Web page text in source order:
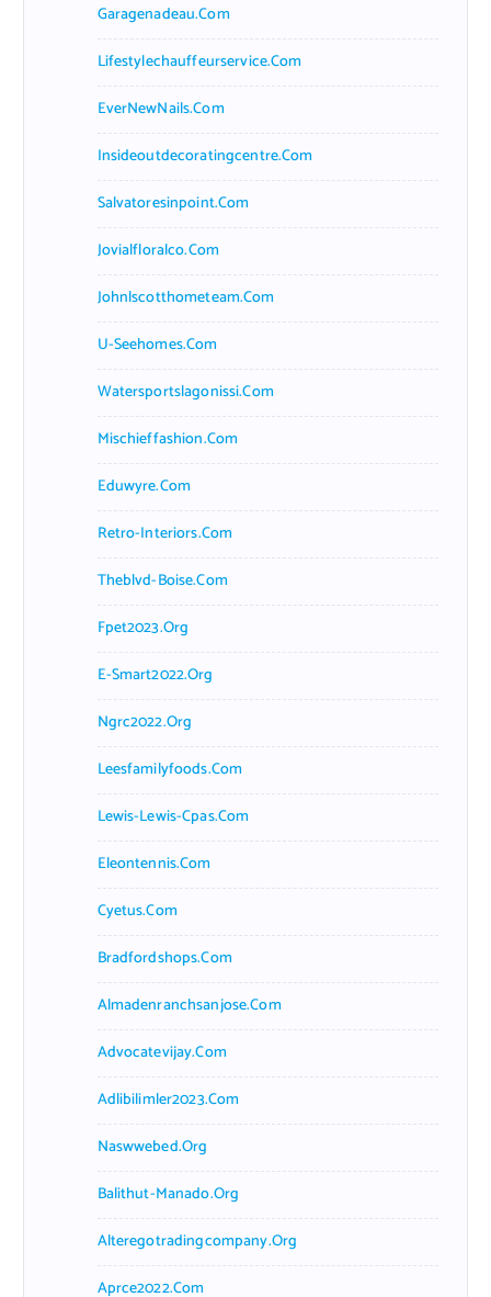
Garagenadeau.com
Lifestylechauffeurservice.com
EverNewNails.com
Insideoutdecoratingcentre.com
Salvatoresinpoint.com
Jovialfloralco.com
Johnlscotthometeam.com
U-Seehomes.com
Watersportslagonissi.com
Mischieffashion.com
Eduwyre.com
Retro-Interiors.com
Theblvd-Boise.com
Fpet2023.org
E-Smart2022.org
Ngrc2022.org
Leesfamilyfoods.com
Lewis-Lewis-Cpas.com
Eleontennis.com
Cyetus.com
Bradfordshops.com
Almadenranchsanjose.com
Advocatevijay.com
Adlibilimler2023.com
Naswwebed.org
Balithut-Manado.org
Alteregotradingcompany.org
Aprce2022.com